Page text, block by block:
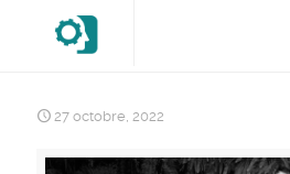
27 octobre, 2022